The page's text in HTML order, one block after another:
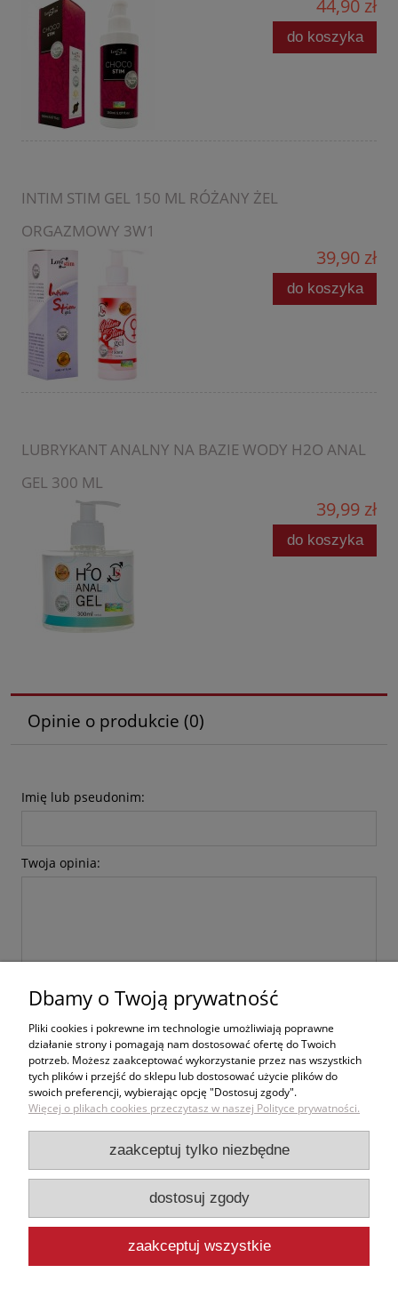
44,90 zł
do koszyka
INTIM STIM GEL 150 ML RÓŻANY ŻEL
ORGAZMOWY 3W1
39,90 zł
do koszyka
LUBRYKANT ANALNY NA BAZIE WODY H2O ANAL
GEL 300 ML
39,99 zł
do koszyka
Opinie o produkcie (0)
Imię lub pseudonim:
Twoja opinia:
Zakupy
Pomoc
Moje konto
Informacje
Dbamy o Twoją prywatność
Pliki cookies i pokrewne im technologie umożliwiają poprawne
działanie strony i pomagają nam dostosować ofertę do Twoich
potrzeb. Możesz zaakceptować wykorzystanie przez nas wszystkich
tych plików i przejść do sklepu lub dostosować użycie plików do
swoich preferencji, wybierając opcję "Dostosuj zgody".
Więcej o plikach cookies przeczytasz w naszej Polityce prywatności.
zaakceptuj tylko niezbędne
dostosuj zgody
zaakceptuj wszystkie